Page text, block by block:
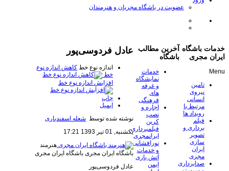
عضویت در باشگاه مجریان و هنرمندان
عادل فردوسی‌پور
اندازه نوع خط کاهش اندازه نوع
خط
افزایش اندازه نوع خط
چاپ
ایمیل
نوشته شده توسط شعله اسفندیاری
یکشنبه, 01 تیر 1393 17:21
هنرمند
باشگاه ایران مجری باشگاه ایران مجری
عادل فردوسی‌پور
آخرین مطالب
باشگاه
خدمات
نمایشگاه
و غرفه
های
فرهنگی
اجاره و
نصب
کرین
فیلمبرداری
ایرانمجری
نورافشانی
و خدمات
آتش بازی
ایمن
خدمات باشگاه
ایران مجری
Menu
تامین
نیروی
انسانی
مرتبط با
رویداد ها
فیلم
برداری و
تصویر
سازی
ایران
مجری
صدابرداری